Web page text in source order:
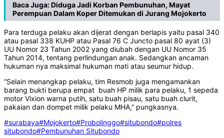
Baca Juga:Diduga Jadi Korban Pembunuhan, Mayat
Perempuan Dalam Koper Ditemukan di Jurang Mojokerto
Para terduga pelaku akan dijerat dengan berlapis yaitu pasal 340
atau pasal 338 KUHP atau Pasal 76 C Juncto pasal 80 ayat (3)
UU Nomor 23 Tahun 2002 yang diubah dengan UU Nomor 35
Tahun 2014, tentang perlindungan anak. Sedangkan ancaman
hukuman nya maksimal hukuman mati atau seumur hidup.
“Selain menangkap pelaku, tim Resmob juga mengamankan
barang bukti berupa empat buah HP milik para pelaku, 1 sepeda
motor Vixion warna putih, satu buah pisau, satu buah clurit,
pakaian dan dompet milik pelaku MHA,” pungkasnya.
#surabaya#Mojokerto#Probolinggo#situbondo#polres
situbondo#Pembunuhan Situbondo